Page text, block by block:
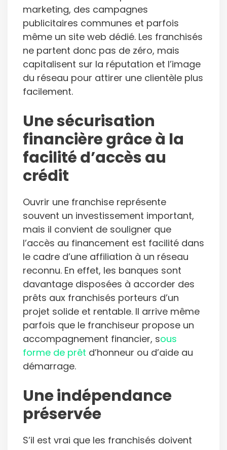
marketing, des campagnes
publicitaires communes et parfois
même un site web dédié. Les franchisés
ne partent donc pas de zéro, mais
capitalisent sur la réputation et l’image
du réseau pour attirer une clientèle plus
facilement.
Une sécurisation
financière grâce à la
facilité d’accès au
crédit
Ouvrir une franchise représente
souvent un investissement important,
mais il convient de souligner que
l’accès au financement est facilité dans
le cadre d’une affiliation à un réseau
reconnu. En effet, les banques sont
davantage disposées à accorder des
prêts aux franchisés porteurs d’un
projet solide et rentable. Il arrive même
parfois que le franchiseur propose un
accompagnement financier, sous
forme de prêt d’honneur ou d’aide au
démarrage.
Une indépendance
préservée
S’il est vrai que les franchisés doivent